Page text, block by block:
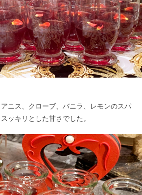
ニス、クローブ、バニラ、レモンのスパ
ッキリとした甘さでした。